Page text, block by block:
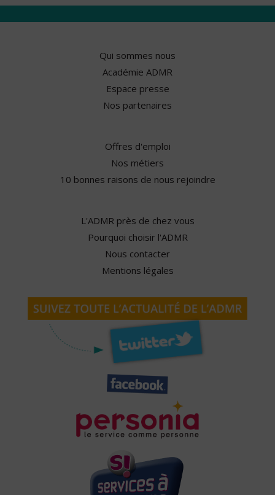
Qui sommes nous
Académie ADMR
Espace presse
Nos partenaires
Offres d'emploi
Nos métiers
10 bonnes raisons de nous rejoindre
L'ADMR près de chez vous
Pourquoi choisir l'ADMR
Nous contacter
Mentions légales